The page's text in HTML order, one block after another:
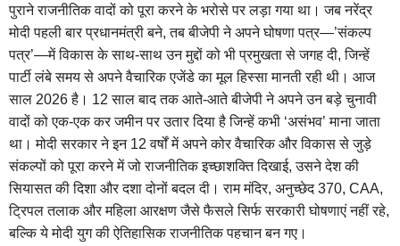
पुराने राजनीतिक वादों को पूरा करने के भरोसे पर लड़ा गया था। जब नरेंद्र
मोदी पहली बार प्रधानमंत्री बने, तब बीजेपी ने अपने घोषणा पत्र—’संकल्प
पत्र’—में विकास के साथ-साथ उन मुद्दों को भी प्रमुखता से जगह दी, जिन्हें
पार्टी लंबे समय से अपने वैचारिक एजेंडे का मूल हिस्सा मानती रही थी। आज
साल 2026 है। 12 साल बाद तक आते-आते बीजेपी ने अपने उन बड़े चुनावी
वादों को एक-एक कर जमीन पर उतार दिया है जिन्हें कभी ‘असंभव’ माना जाता
था। मोदी सरकार ने इन 12 वर्षों में अपने कोर वैचारिक और विकास से जुड़े
संकल्पों को पूरा करने में जो राजनीतिक इच्छाशक्ति दिखाई, उसने देश की
सियासत की दिशा और दशा दोनों बदल दी। राम मंदिर, अनुच्छेद 370, CAA,
ट्रिपल तलाक और महिला आरक्षण जैसे फैसले सिर्फ सरकारी घोषणाएं नहीं रहे,
बल्कि ये मोदी युग की ऐतिहासिक राजनीतिक पहचान बन गए।